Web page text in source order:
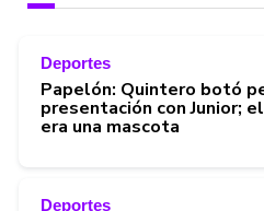
Deportes
Papelón: Quintero botó
presentación con Junior;
era una mascota
Deportes